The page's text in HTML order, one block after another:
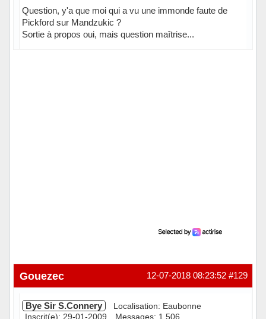
Question, y'a que moi qui a vu une immonde faute de
Pickford sur Mandzukic ?
Sortie à propos oui, mais question maîtrise...
#129
12-07-2018 08:23:52
Gouezec
Bye Sir S.Connery
Localisation: Eaubonne
Inscrit(e): 29-01-2009
Messages: 1 506